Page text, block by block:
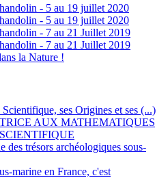
- 5 au 19 juillet 2020
- 5 au 19 juillet 2020
- 7 au 21 Juillet 2019
- 7 au 21 Juillet 2019
la Nature !
ses Origines et ses (...)
AUX MATHEMATIQUES
des trésors archéologiques sous-
marine en France, c'est